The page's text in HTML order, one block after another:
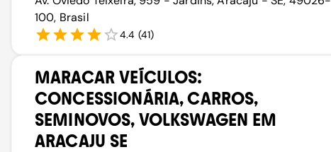
100, Brasil
4.4 (41)
MARACAR VEÍCULOS:
CONCESSIONÁRIA, CARROS,
SEMINOVOS, VOLKSWAGEN EM
ARACAJU SE